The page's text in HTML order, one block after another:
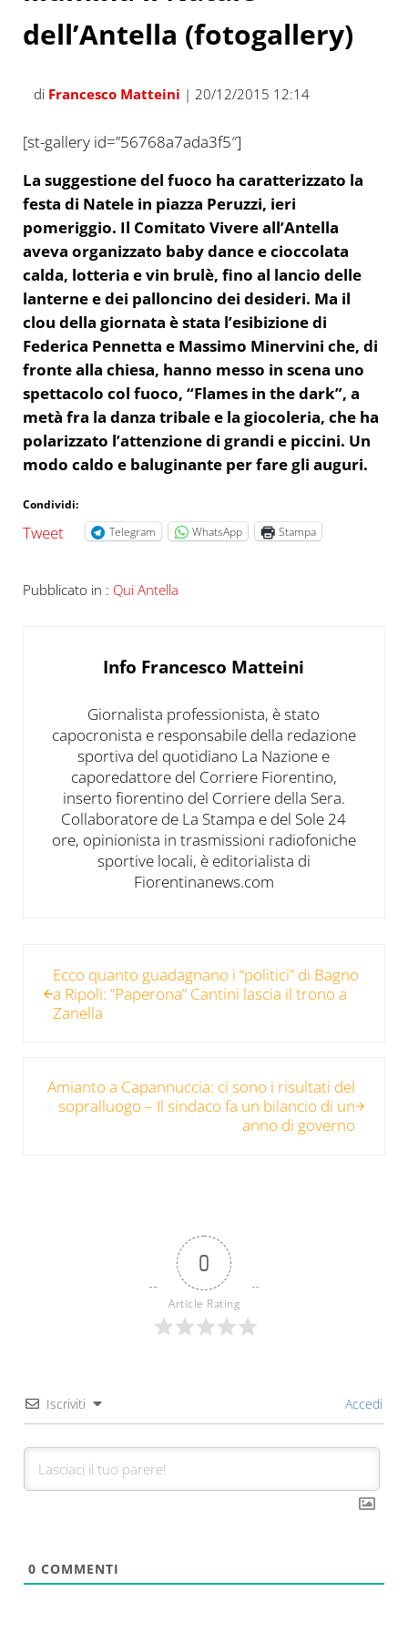
dell’Antella (fotogallery)
di Francesco Matteini | 20/12/2015 12:14
[st-gallery id=”56768a7ada3f5″]
La suggestione del fuoco ha caratterizzato la
festa di Natele in piazza Peruzzi, ieri
pomeriggio. Il Comitato Vivere all’Antella
aveva organizzato baby dance e cioccolata
calda, lotteria e vin brulè, fino al lancio delle
lanterne e dei palloncino dei desideri. Ma il
clou della giornata è stata l’esibizione di
Federica Pennetta e Massimo Minervini che, di
fronte alla chiesa, hanno messo in scena uno
spettacolo col fuoco, “Flames in the dark”, a
metà fra la danza tribale e la giocoleria, che ha
polarizzato l’attenzione di grandi e piccini. Un
modo caldo e baluginante per fare gli auguri.
Condividi:
Tweet Telegram WhatsApp Stampa
Pubblicato in : Qui Antella
Info Francesco Matteini
Giornalista professionista, è stato
capocronista e responsabile della redazione
sportiva del quotidiano La Nazione e
caporedattore del Corriere Fiorentino,
inserto fiorentino del Corriere della Sera.
Collaboratore de La Stampa e del Sole 24
ore, opinionista in trasmissioni radiofoniche
sportive locali, è editorialista di
Fiorentinanews.com
Ecco quanto guadagnano i “politici” di Bagno
a Ripoli: “Paperona” Cantini lascia il trono a
Zanella
Amianto a Capannuccia: ci sono i risultati del
sopralluogo – Il sindaco fa un bilancio di un
anno di governo
0
Article Rating
Iscriviti Accedi
0 COMMENTI